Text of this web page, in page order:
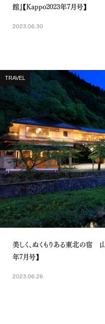
館』【Kappo2023年7月号】
2023.06.30
TRAVEL
美しく、ぬくもりある東北の宿
年7月号】
2023.06.26